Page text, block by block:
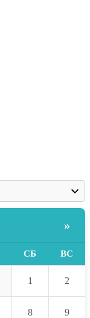
»
СБ ВС
1 2
8 9